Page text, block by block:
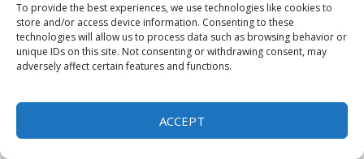
To provide the best experiences, we use technologies like cookies to
store and/or access device information. Consenting to these
technologies will allow us to process data such as browsing behavior or
unique IDs on this site. Not consenting or withdrawing consent, may
adversely affect certain features and functions.
ACCEPT
30 países. Solamente el año pasado, estrenó tres
películas animadas en cines y debutó dos series en
TV, además de arrancar con la creación y
Netflix producida en Latinoamérica, la cual se
estrenará a nivel mundial en 2017.